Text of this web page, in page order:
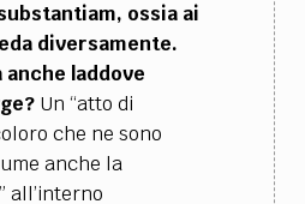
ossia ai
diversamente.
laddove
Un “atto di
che ne sono
anche la
all’interno